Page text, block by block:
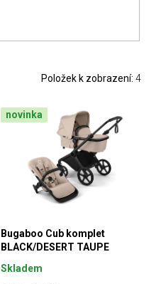
Položek k zobrazení: 4
novinka
Bugaboo Cub komplet
BLACK/DESERT TAUPE
Skladem